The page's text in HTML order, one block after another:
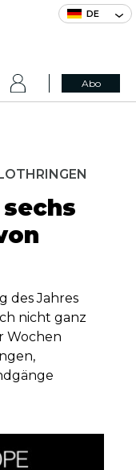
DE
Abo
des Jahres
nicht ganz
Wochen